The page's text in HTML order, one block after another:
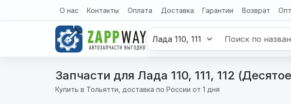
Перейти к содержимому
О нас Контакты Оплата Доставка Гарантии Возврат
Запчасти для Лада 110, 111, 112
Купить в Тольятти, доставка по России от 1 дня